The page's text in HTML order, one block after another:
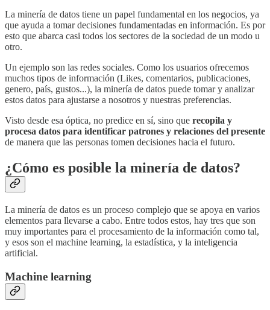
La minería de datos tiene un papel fundamental en los negocios, ya
que ayuda a tomar decisiones fundamentadas en información. Es por
esto que abarca casi todos los sectores de la sociedad de un modo u
otro.
Un ejemplo son las redes sociales. Como los usuarios ofrecemos
muchos tipos de información (Likes, comentarios, publicaciones,
genero, país, gustos...), la minería de datos puede tomar y analizar
estos datos para ajustarse a nosotros y nuestras preferencias.
Visto desde esa óptica, no predice en sí, sino que recopila y
procesa datos para identificar patrones y relaciones del presente
de manera que las personas tomen decisiones hacia el futuro.
¿Cómo es posible la minería de datos?
La minería de datos es un proceso complejo que se apoya en varios
elementos para llevarse a cabo. Entre todos estos, hay tres que son
muy importantes para el procesamiento de la información como tal,
y esos son el machine learning, la estadística, y la inteligencia
artificial.
Machine learning